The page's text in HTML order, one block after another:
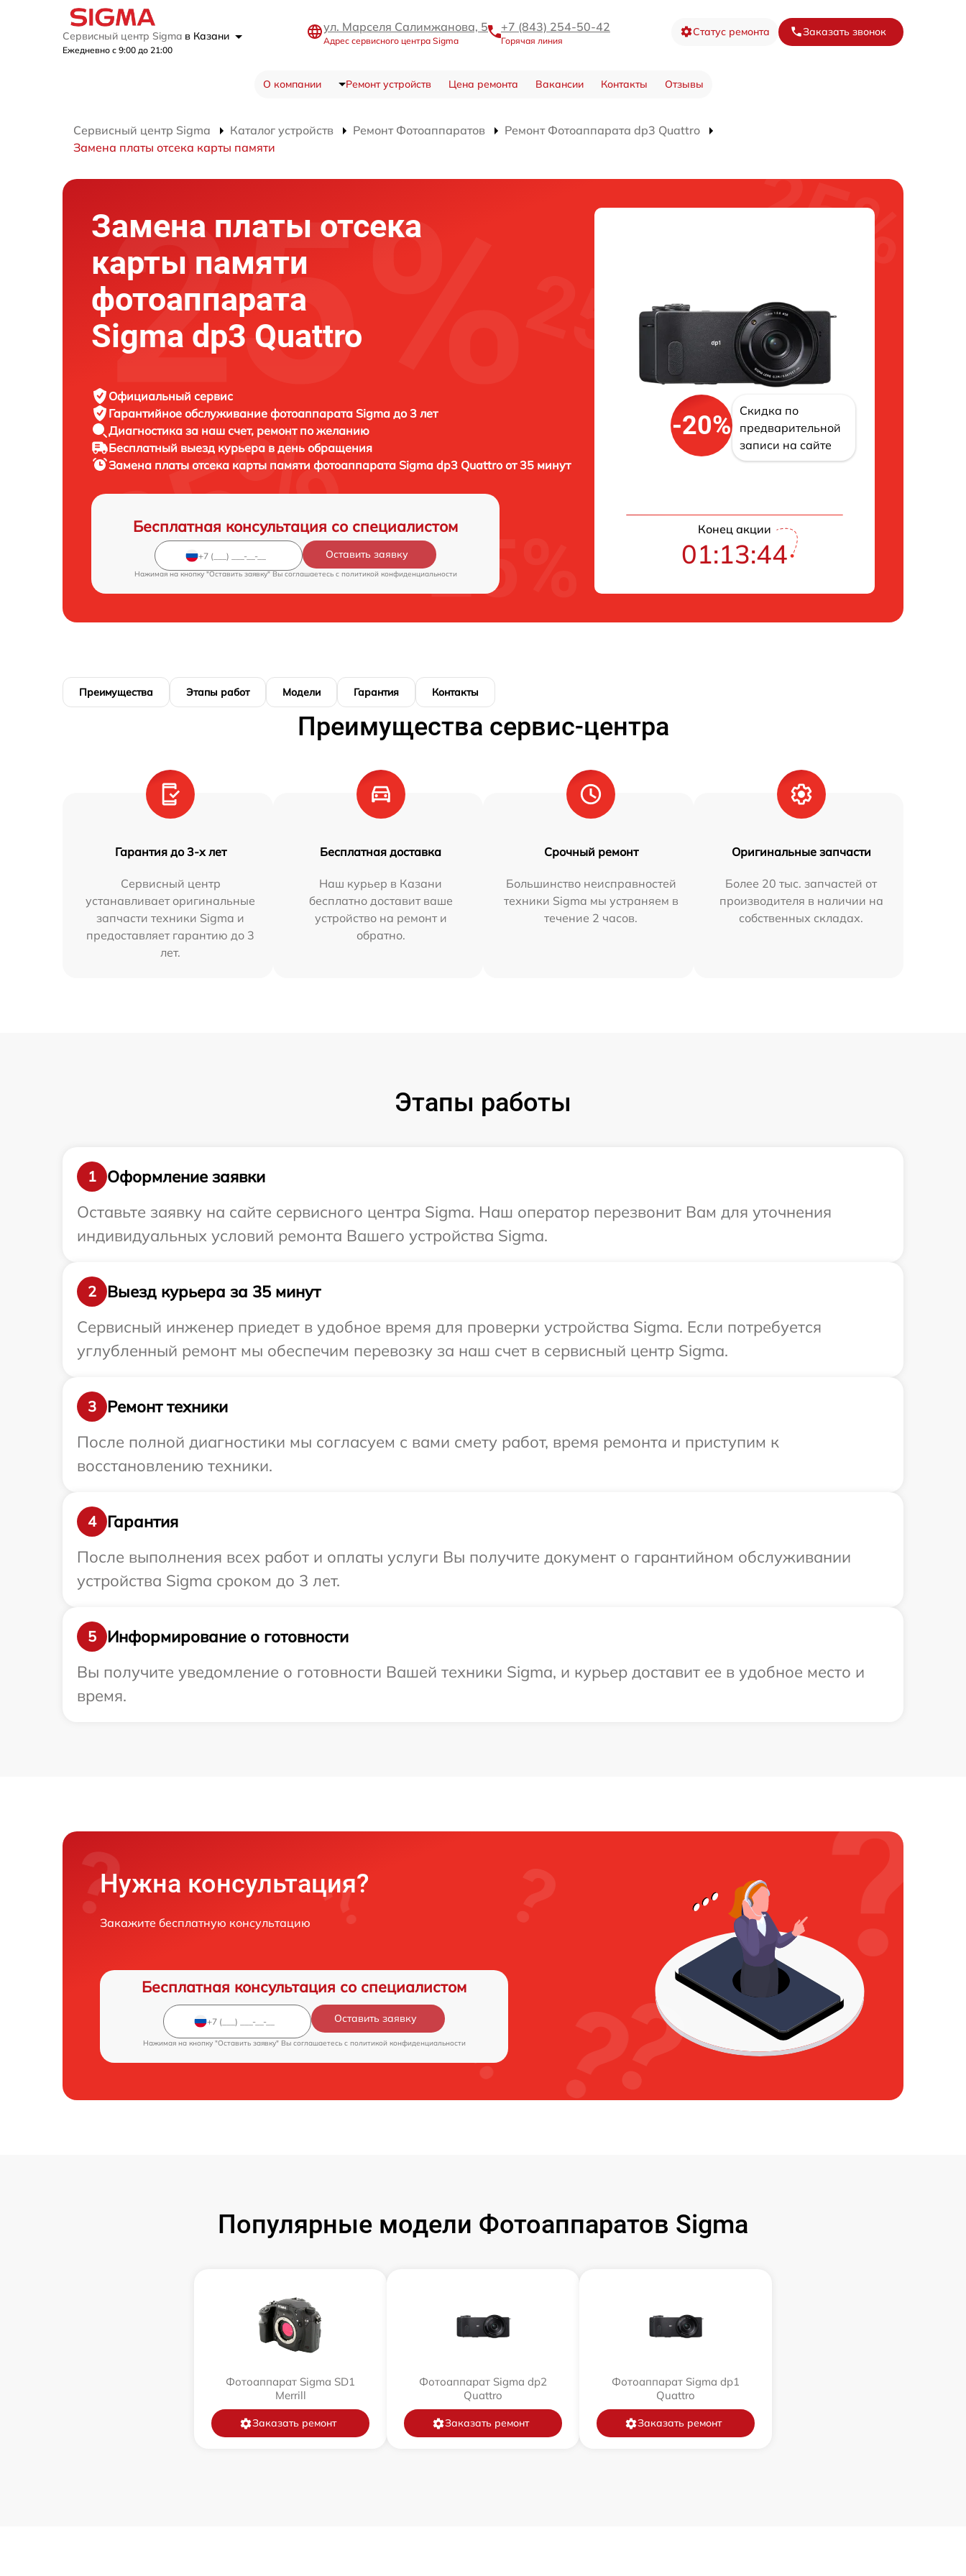
Сервисный центр Sigma в Казани
Ежедневно с 9:00 до 21:00
ул. Марселя Салимжанова, 5
Адрес сервисного центра Sigma
+7 (843) 254-50-42
Горячая линия
Статус ремонта Заказать звонок
О компании Ремонт устройств Цена ремонта Вакансии Контакты Отзывы
Сервисный центр Sigma Каталог устройств Ремонт Фотоаппаратов
Ремонт Фотоаппарата dp3 Quattro
Замена платы отсека карты памяти
Замена платы отсека
карты памяти
фотоаппарата
Sigma dp3 Quattro
Официальный сервис
Гарантийное обслуживание фотоаппарата Sigma до 3 лет
Диагностика за наш счет, ремонт по желанию
Бесплатный выезд курьера в день обращения
Замена платы отсека карты памяти фотоаппарата Sigma dp3 Quattro от 35 минут
Бесплатная консультация со специалистом
Оставить заявку
Нажимая на кнопку "Оставить заявку" Вы соглашаетесь c политикой конфиденциальности
-20%
Скидка по
предварительной
записи на сайте
Конец акции
01:13:43
Преимущества Этапы работ Модели Гарантия Контакты
Преимущества сервис-центра
Гарантия до 3-х лет
Сервисный центр
устанавливает оригинальные
запчасти техники Sigma и
предоставляет гарантию до 3
лет.
Бесплатная доставка
Наш курьер в Казани
бесплатно доставит ваше
устройство на ремонт и
обратно.
Срочный ремонт
Большинство неисправностей
техники Sigma мы устраняем в
течение 2 часов.
Оригинальные запчасти
Более 20 тыс. запчастей от
производителя в наличии на
собственных складах.
Этапы работы
1
Оформление заявки
Оставьте заявку на сайте сервисного центра Sigma. Наш оператор перезвонит Вам для уточнения
индивидуальных условий ремонта Вашего устройства Sigma.
2
Выезд курьера за 35 минут
Сервисный инженер приедет в удобное время для проверки устройства Sigma. Если потребуется
углубленный ремонт мы обеспечим перевозку за наш счет в сервисный центр Sigma.
3
Ремонт техники
После полной диагностики мы согласуем с вами смету работ, время ремонта и приступим к
восстановлению техники.
4
Гарантия
После выполнения всех работ и оплаты услуги Вы получите документ о гарантийном обслуживании
устройства Sigma сроком до 3 лет.
5
Информирование о готовности
Вы получите уведомление о готовности Вашей техники Sigma, и курьер доставит ее в удобное место и
время.
Нужна консультация?
Закажите бесплатную консультацию
Бесплатная консультация со специалистом
Оставить заявку
Нажимая на кнопку "Оставить заявку" Вы соглашаетесь c политикой конфиденциальности
Популярные модели Фотоаппаратов Sigma
Фотоаппарат Sigma SD1
Merrill
Заказать ремонт
Фотоаппарат Sigma dp2
Quattro
Заказать ремонт
Фотоаппарат Sigma dp1
Quattro
Заказать ремонт